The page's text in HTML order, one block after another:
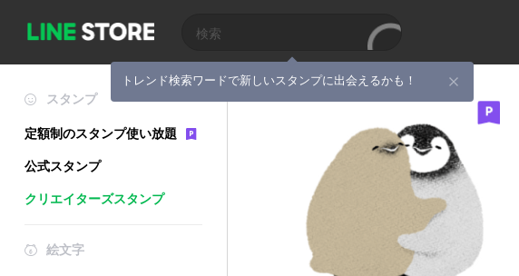
トレンド検索ワードで新しいスタンプに出会えるかも！
スタンプ
定額制のスタンプ使い放題
公式スタンプ
クリエイターズスタンプ
絵文字